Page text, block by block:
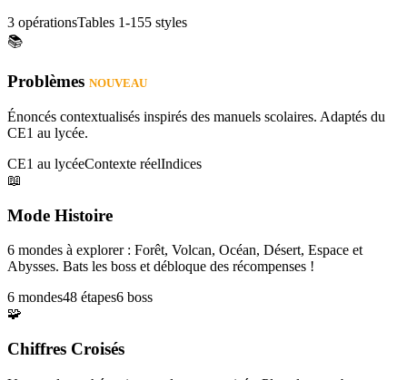
3 opérationsTables 1-155 styles
📚
Problèmes NOUVEAU
Énoncés contextualisés inspirés des manuels scolaires. Adaptés du
CE1 au lycée.
CE1 au lycéeContexte réelIndices
📖
Mode Histoire
6 mondes à explorer : Forêt, Volcan, Océan, Désert, Espace et
Abysses. Bats les boss et débloque des récompenses !
6 mondes48 étapes6 boss
🧩
Chiffres Croisés